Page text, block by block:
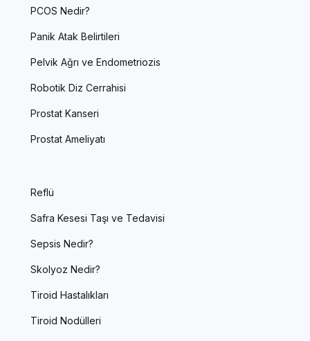
PCOS Nedir?
Panik Atak Belirtileri
Pelvik Ağrı ve Endometriozis
Robotik Diz Cerrahisi
Prostat Kanseri
Prostat Ameliyatı
Reflü
Safra Kesesi Taşı ve Tedavisi
Sepsis Nedir?
Skolyoz Nedir?
Tiroid Hastalıkları
Tiroid Nodülleri